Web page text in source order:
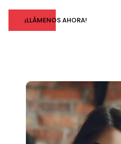
¡LLÁMENOS AHORA!